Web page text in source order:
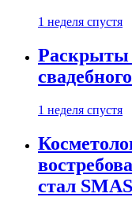
1 неделя спустя
Раскрыты
1 неделя спустя
стал